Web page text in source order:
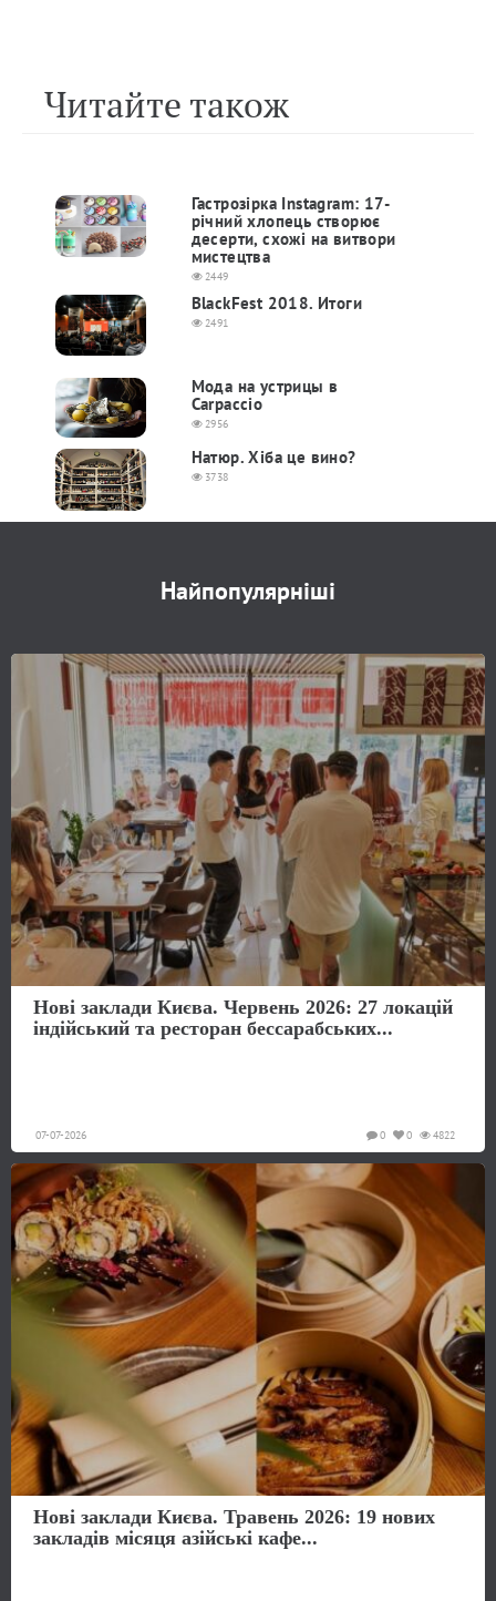
Читайте також
Гастрозірка Instagram: 17-
річний хлопець створює
десерти, схожі на витвори
мистецтва
2449
BlackFest 2018. Итоги
2491
Мода на устрицы в
Carpaccio
2956
Натюр. Хіба це вино?
3738
Найпопулярніші
Нові заклади Києва. Червень 2026: 27 локацій
індійський та ресторан бессарабських...
07-07-2026 4822
0
0
Нові заклади Києва. Травень 2026: 19 нових
закладів місяця азійські кафе...